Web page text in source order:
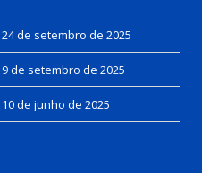
24 de setembro de 2025
9 de setembro de 2025
10 de junho de 2025